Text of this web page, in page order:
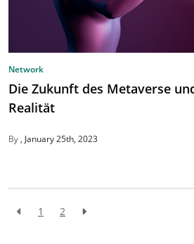
Network
Die Zukunft des Metaverse
Realität
By January 25th, 2023
1 2